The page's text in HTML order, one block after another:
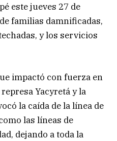
este jueves 27 de
familias damnificadas,
y los servicios
impactó con fuerza en
Yacyretá y la
la caída de la línea de
las líneas de
dejando a toda la